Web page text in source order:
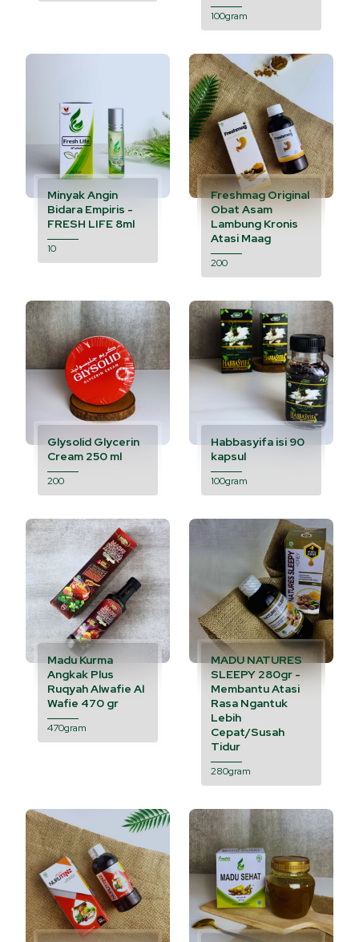
100gram
Minyak Angin
Bidara Empiris -
FRESH LIFE 8ml
10
Freshmag Original
Obat Asam
Lambung Kronis
Atasi Maag
200
Glysolid Glycerin
Cream 250 ml
200
Habbasyifa isi 90
kapsul
100gram
Madu Kurma
Angkak Plus
Ruqyah Alwafie Al
Wafie 470 gr
470gram
MADU NATURES
SLEEPY 280gr -
Membantu Atasi
Rasa Ngantuk
Lebih
Cepat/Susah
Tidur
280gram